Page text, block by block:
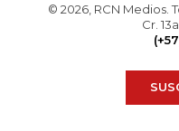
© 2026, RCN Medios.
Cr.